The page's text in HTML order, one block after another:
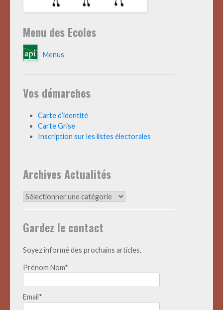
Menu des Ecoles
Menus
Vos démarches
Carte d’identité
Carte Grise
Inscription sur les listes électorales
Archives Actualités
Archives
Gardez le contact
Soyez informé des prochains articles.
Prénom Nom*
Email*